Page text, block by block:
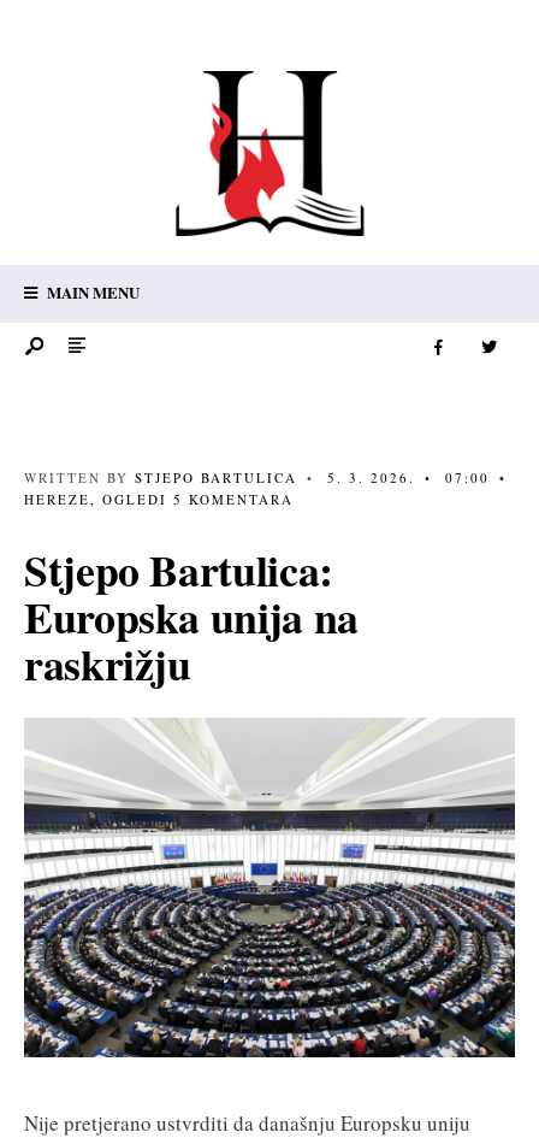
MAIN MENU
WRITTEN BY STJEPO BARTULICA • 5. 3. 2026. • 07:00
•
HEREZE, OGLEDI 5 KOMENTARA
Stjepo Bartulica:
Europska unija na
raskrižju
Nije pretjerano ustvrditi da današnju Europsku uniju